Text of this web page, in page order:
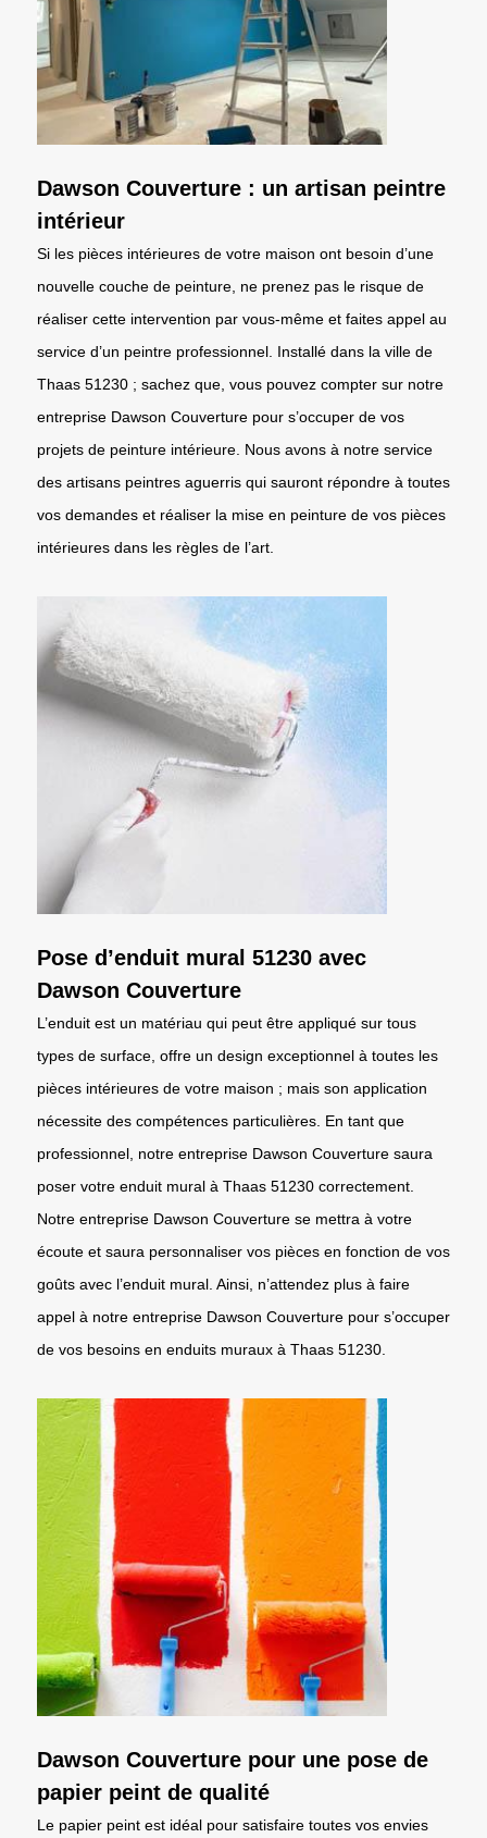
Dawson Couverture : un artisan peintre
intérieur
Si les pièces intérieures de votre maison ont besoin d’une
nouvelle couche de peinture, ne prenez pas le risque de
réaliser cette intervention par vous-même et faites appel au
service d’un peintre professionnel. Installé dans la ville de
Thaas 51230 ; sachez que, vous pouvez compter sur notre
entreprise Dawson Couverture pour s’occuper de vos
projets de peinture intérieure. Nous avons à notre service
des artisans peintres aguerris qui sauront répondre à toutes
vos demandes et réaliser la mise en peinture de vos pièces
intérieures dans les règles de l’art.
Pose d’enduit mural 51230 avec
Dawson Couverture
L’enduit est un matériau qui peut être appliqué sur tous
types de surface, offre un design exceptionnel à toutes les
pièces intérieures de votre maison ; mais son application
nécessite des compétences particulières. En tant que
professionnel, notre entreprise Dawson Couverture saura
poser votre enduit mural à Thaas 51230 correctement.
Notre entreprise Dawson Couverture se mettra à votre
écoute et saura personnaliser vos pièces en fonction de vos
goûts avec l’enduit mural. Ainsi, n’attendez plus à faire
appel à notre entreprise Dawson Couverture pour s’occuper
de vos besoins en enduits muraux à Thaas 51230.
Dawson Couverture pour une pose de
papier peint de qualité
Le papier peint est idéal pour satisfaire toutes vos envies